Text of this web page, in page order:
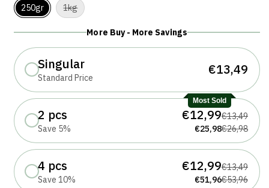
250gr
1kgVariante
esaurita
nonMore Buy - More Savings
Singular
Standard Price
€13,49
Most Sold
2 pcs
Save 5%
€12,99€13,49
€25,98€26,98
4 pcs
Save 10%
€12,99€13,49
€51,96€53,96